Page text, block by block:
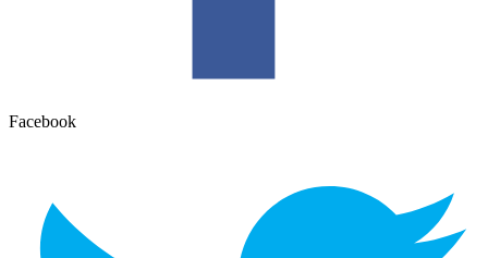
Facebook